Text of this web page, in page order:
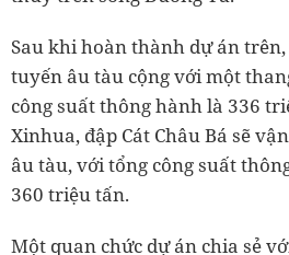
Sau khi hoàn thành dự án trên,
tuyến âu tàu cộng với một
công suất thông hành là 336
Xinhua, đập Cát Châu Bá sẽ
âu tàu, với tổng công suất
360 triệu tấn.
Một quan chức dự án chia sẻ